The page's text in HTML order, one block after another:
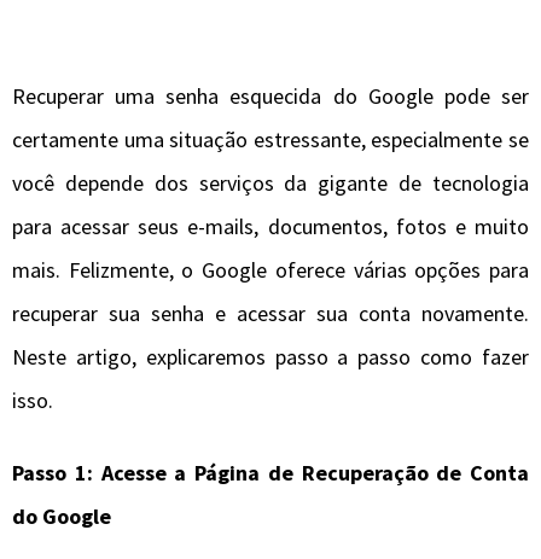
Recuperar uma senha esquecida do Google pode ser
certamente uma situação estressante, especialmente se
você depende dos serviços da gigante de tecnologia
para acessar seus e-mails, documentos, fotos e muito
mais. Felizmente, o Google oferece várias opções para
recuperar sua senha e acessar sua conta novamente.
Neste artigo, explicaremos passo a passo como fazer
isso.
Passo 1: Acesse a Página de Recuperação de Conta
do Google